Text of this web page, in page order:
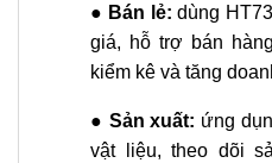
● Bán lẻ: dùng
giá, hỗ trợ bán
kiểm kê và tăng
● Sản xuất: ứng
vật liệu, theo dõi